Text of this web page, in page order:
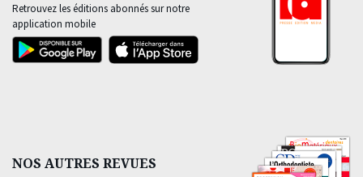
Retrouvez les éditions abonnés sur notre
application mobile
NOS AUTRES REVUES